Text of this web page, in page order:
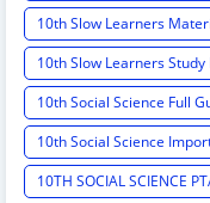
10th Slow Learners
10th Slow Learners
10th Social Science Full
10th Social Science
10TH SOCIAL SCIENCE